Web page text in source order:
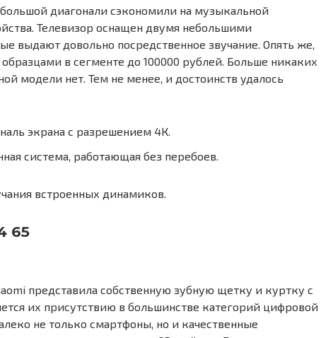
диагонали сэкономили на музыкальной
Телевизор оснащен двумя небольшими
выдают довольно посредственное звучание. Опять же,
в сегменте до 100000 рублей. Больше никаких
модели нет. Тем не менее, и достоинств удалось
экрана с разрешением 4К.
система, работающая без перебоев.
встроенных динамиков.
65
представила собственную зубную щетку и куртку с
их присутствию в большинстве категорий цифровой
не только смартфоны, но и качественные